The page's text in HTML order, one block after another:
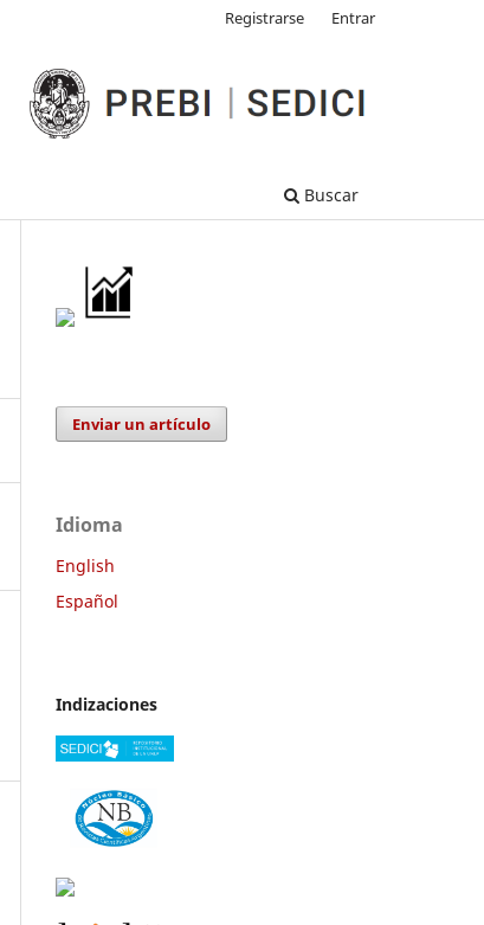
Buscar
Registrarse Entrar
Enviar un artículo
Idioma
English
Español
Indizaciones